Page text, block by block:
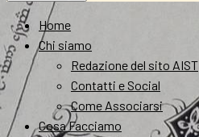
Home
Chi siamo
Redazione del sito AIST
Contatti e Social
Come Associarsi
Cosa Facciamo